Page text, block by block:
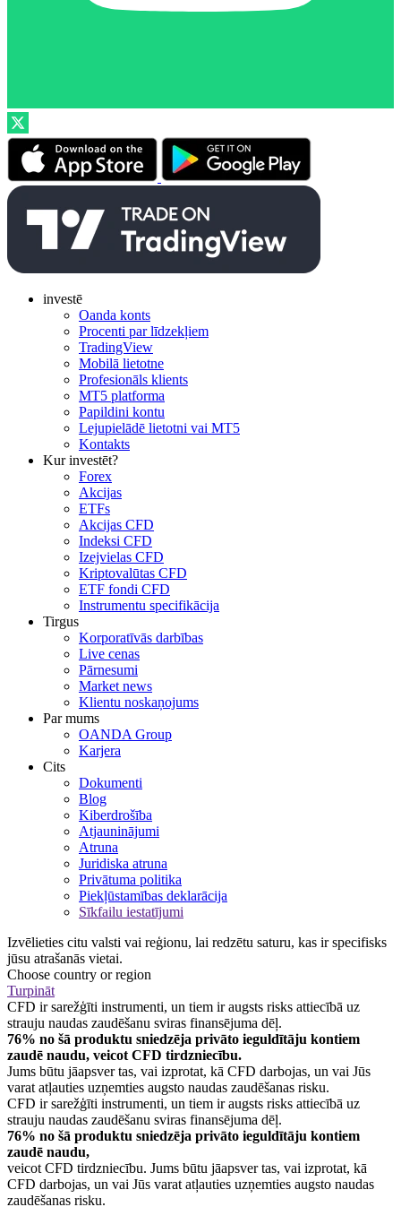
investē
Oanda konts
Procenti par līdzekļiem
TradingView
Mobilā lietotne
Profesionāls klients
MT5 platforma
Papildini kontu
Lejupielādē lietotni vai MT5
Kontakts
Kur investēt?
Forex
Akcijas
ETFs
Akcijas CFD
Indeksi CFD
Izejvielas CFD
Kriptovalūtas CFD
ETF fondi CFD
Instrumentu specifikācija
Tirgus
Korporatīvās darbības
Live cenas
Pārnesumi
Market news
Klientu noskaņojums
Par mums
OANDA Group
Karjera
Cits
Dokumenti
Blog
Kiberdrošība
Atjauninājumi
Atruna
Juridiska atruna
Privātuma politika
Piekļūstamības deklarācija
Sīkfailu iestatījumi
Izvēlieties citu valsti vai reģionu, lai redzētu saturu, kas ir specifisks
jūsu atrašanās vietai.
Choose country or region
Turpināt
CFD ir sarežģīti instrumenti, un tiem ir augsts risks attiecībā uz
strauju naudas zaudēšanu sviras finansējuma dēļ.
76% no šā produktu sniedzēja privāto ieguldītāju kontiem
zaudē naudu, veicot CFD tirdzniecību.
Jums būtu jāapsver tas, vai izprotat, kā CFD darbojas, un vai Jūs
varat atļauties uzņemties augsto naudas zaudēšanas risku.
CFD ir sarežģīti instrumenti, un tiem ir augsts risks attiecībā uz
strauju naudas zaudēšanu sviras finansējuma dēļ.
76% no šā produktu sniedzēja privāto ieguldītāju kontiem
zaudē naudu,
veicot CFD tirdzniecību. Jums būtu jāapsver tas, vai izprotat, kā
CFD darbojas, un vai Jūs varat atļauties uzņemties augsto naudas
zaudēšanas risku.